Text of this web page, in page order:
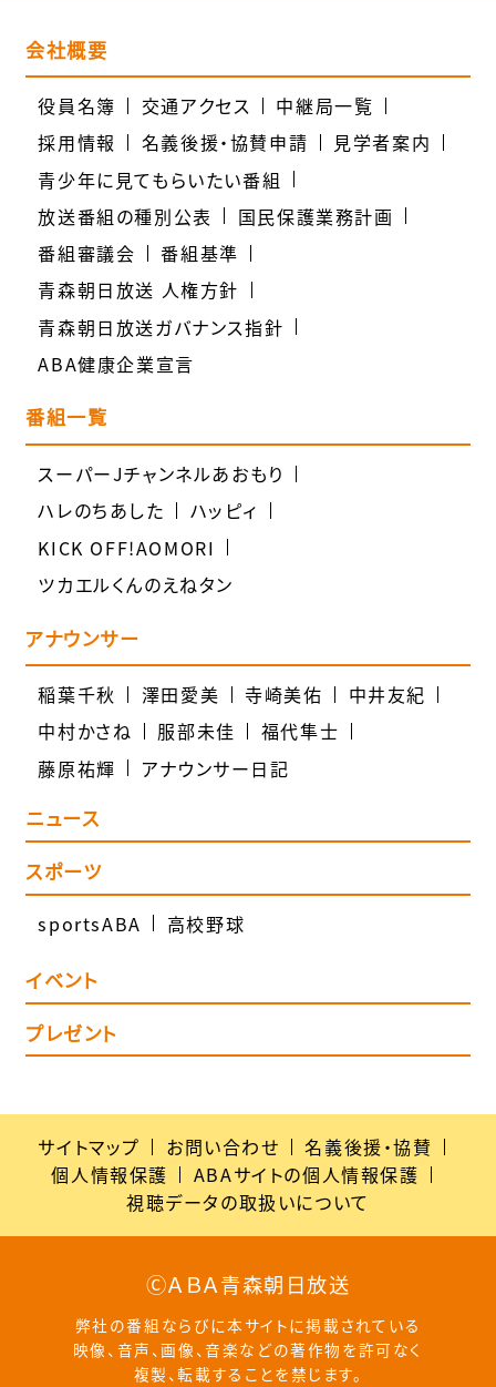
会社概要
役員名簿 交通アクセス
中継局一覧
採用情報
名義後援・協賛申請
見学者案内
青少年に見てもらいたい番組
放送番組の種別公表
国民保護業務計画
番組審議会
番組基準
青森朝日放送 人権方針
青森朝日放送ガバナンス指針
ABA健康企業宣言
番組一覧
スーパーJチャンネルあおもり
ハレのちあした
ハッピィ
KICK OFF!AOMORI
ツカエルくんのえねタン
アナウンサー
稲葉千秋 澤田愛美 寺崎美佑
中井友紀
中村かさね
服部未佳
福代隼士
藤原祐輝
アナウンサー日記
ニュース
スポーツ
sportsABA 高校野球
イベント
プレゼント
サイトマップ お問い合わせ
名義後援・協賛
個人情報保護
ABAサイトの個人情報保護
視聴データの取扱いについて
ⒸＡＢＡ青森朝日放送
弊社の番組ならびに本サイトに掲載されている
映像、音声、画像、音楽などの著作物を許可なく
複製、転載することを禁じます。